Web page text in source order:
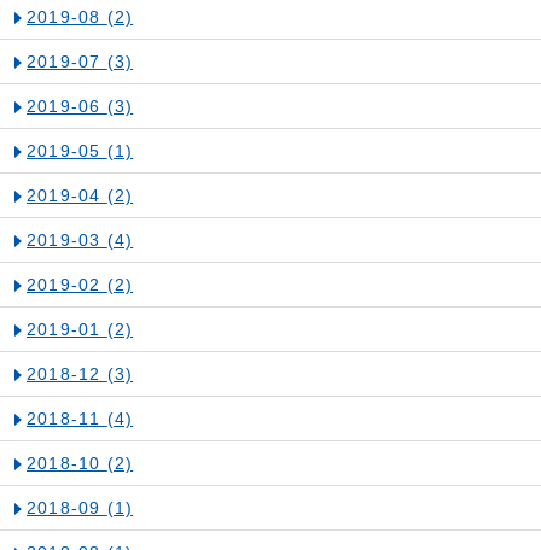
2019-08 (2)
2019-07 (3)
2019-06 (3)
2019-05 (1)
2019-04 (2)
2019-03 (4)
2019-02 (2)
2019-01 (2)
2018-12 (3)
2018-11 (4)
2018-10 (2)
2018-09 (1)